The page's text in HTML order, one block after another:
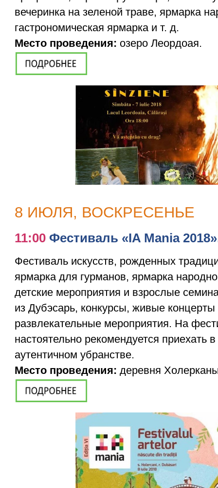
вечеринка на зеленой траве, ярмарка
гастрономическая ярмарка и т. д.
Место проведения: озеро Леордоая.
8 ИЮЛЯ, ВОСКРЕСЕНЬЕ
11:00 Фестиваль «IA Mania
Фестиваль искусств, рожденных
ярмарка для гурманов, ярмарка
детские мероприятия и взрослые
из Дубэсарь, конкурсы, живые концерты
развлекательные мероприятия. На
настоятельно рекомендуется приехать
аутентичном убранстве.
Место проведения: деревня